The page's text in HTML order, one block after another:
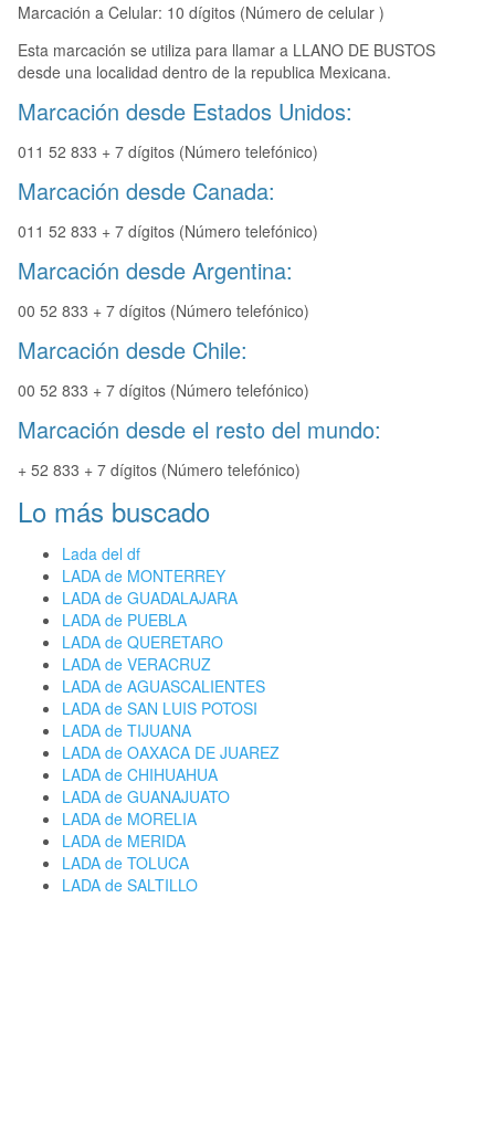
Marcación a Celular: 10 dígitos (Número de celular )
Esta marcación se utiliza para llamar a LLANO DE BUSTOS
desde una localidad dentro de la republica Mexicana.
Marcación desde Estados Unidos:
011 52 833 + 7 dígitos (Número telefónico)
Marcación desde Canada:
011 52 833 + 7 dígitos (Número telefónico)
Marcación desde Argentina:
00 52 833 + 7 dígitos (Número telefónico)
Marcación desde Chile:
00 52 833 + 7 dígitos (Número telefónico)
Marcación desde el resto del mundo:
+ 52 833 + 7 dígitos (Número telefónico)
Lo más buscado
Lada del df
LADA de MONTERREY
LADA de GUADALAJARA
LADA de PUEBLA
LADA de QUERETARO
LADA de VERACRUZ
LADA de AGUASCALIENTES
LADA de SAN LUIS POTOSI
LADA de TIJUANA
LADA de OAXACA DE JUAREZ
LADA de CHIHUAHUA
LADA de GUANAJUATO
LADA de MORELIA
LADA de MERIDA
LADA de TOLUCA
LADA de SALTILLO